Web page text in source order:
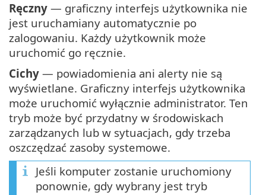
Ręczny — graficzny interfejs użytkownika nie
jest uruchamiany automatycznie po
zalogowaniu. Każdy użytkownik może
uruchomić go ręcznie.
Cichy — powiadomienia ani alerty nie są
wyświetlane. Graficzny interfejs użytkownika
może uruchomić wyłącznie administrator. Ten
tryb może być przydatny w środowiskach
zarządzanych lub w sytuacjach, gdy trzeba
oszczędzać zasoby systemowe.
Jeśli komputer zostanie uruchomiony
ponownie, gdy wybrany jest tryb